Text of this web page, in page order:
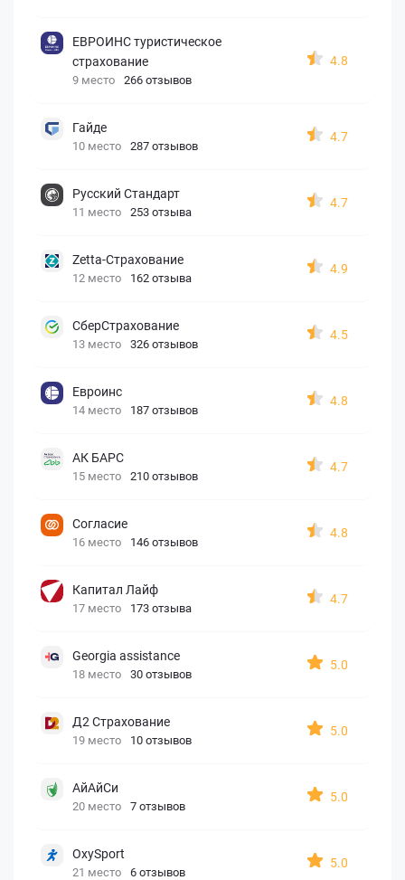
ЕВРОИНС туристическое
страхование
9 место 266 отзывов
4.8
Гайде
10 место 287 отзывов
4.7
Русский Стандарт
11 место 253 отзыва
4.7
Zetta-Страхование
12 место 162 отзыва
4.9
СберСтрахование
13 место 326 отзывов
4.5
Евроинс
14 место 187 отзывов
4.8
АК БАРС
15 место 210 отзывов
4.7
Согласие
16 место 146 отзывов
4.8
Капитал Лайф
17 место 173 отзыва
4.7
Georgia assistance
18 место 30 отзывов
5.0
Д2 Страхование
19 место 10 отзывов
5.0
АйАйСи
20 место 7 отзывов
5.0
OxySport
21 место 6 отзывов
5.0